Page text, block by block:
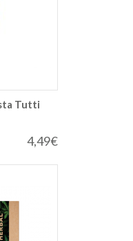
Tutti
4,49€